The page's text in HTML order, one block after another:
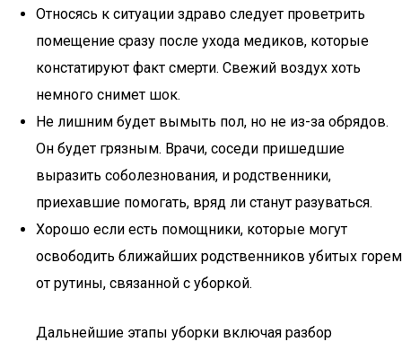
Относясь к ситуации здраво следует проветрить
помещение сразу после ухода медиков, которые
констатируют факт смерти. Свежий воздух хоть
немного снимет шок.
Не лишним будет вымыть пол, но не из-за обрядов.
Он будет грязным. Врачи, соседи пришедшие
выразить соболезнования, и родственники,
приехавшие помогать, вряд ли станут разуваться.
Хорошо если есть помощники, которые могут
освободить ближайших родственников убитых горем
от рутины, связанной с уборкой.
Дальнейшие этапы уборки включая разбор